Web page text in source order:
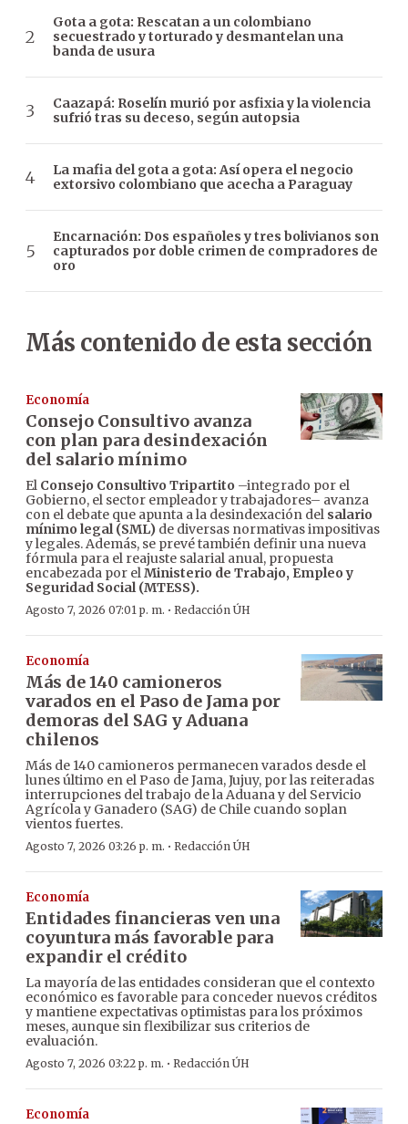
Gota a gota: Rescatan a un colombiano
secuestrado y torturado y desmantelan una
banda de usura
Caazapá: Roselín murió por asfixia y la violencia
sufrió tras su deceso, según autopsia
La mafia del gota a gota: Así opera el negocio
extorsivo colombiano que acecha a Paraguay
Encarnación: Dos españoles y tres bolivianos son
capturados por doble crimen de compradores de
oro
Más contenido de esta sección
Economía
Consejo Consultivo avanza
con plan para desindexación
del salario mínimo
El Consejo Consultivo Tripartito –integrado por el
Gobierno, el sector empleador y trabajadores– avanza
con el debate que apunta a la desindexación del salario
mínimo legal (SML) de diversas normativas impositivas
y legales. Además, se prevé también definir una nueva
fórmula para el reajuste salarial anual, propuesta
encabezada por elMinisterio de Trabajo, Empleo y
Seguridad Social (MTESS).
Agosto 7, 2026 07:01 p. m. · Redacción ÚH
Economía
Más de 140 camioneros
varados en el Paso de Jama por
demoras del SAG y Aduana
chilenos
Más de 140 camioneros permanecen varados desde el
lunes último en el Paso de Jama, Jujuy, por las reiteradas
interrupciones del trabajo de la Aduana y del Servicio
Agrícola y Ganadero (SAG) de Chile cuando soplan
vientos fuertes.
Agosto 7, 2026 03:26 p. m. · Redacción ÚH
Economía
Entidades financieras ven una
coyuntura más favorable para
expandir el crédito
La mayoría de las entidades consideran que el contexto
económico es favorable para conceder nuevos créditos
y mantiene expectativas optimistas para los próximos
meses, aunque sin flexibilizar sus criterios de
evaluación.
Agosto 7, 2026 03:22 p. m. · Redacción ÚH
Economía